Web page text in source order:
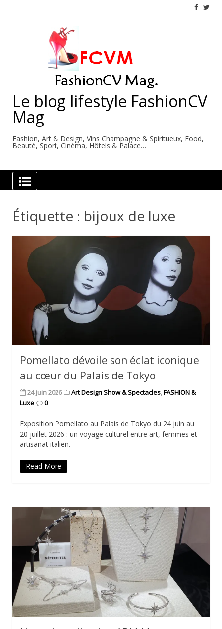
Le blog lifestyle FashionCV
Mag
Fashion, Art & Design, Vins Champagne & Spiritueux, Food,
Beauté, Sport, Cinéma, Hôtels & Palace…
Étiquette : bijoux de luxe
Pomellato dévoile son éclat iconique
au cœur du Palais de Tokyo
24 juin 2026 Art Design Show & Spectacles,FASHION &
Luxe
0
Exposition Pomellato au Palais de Tokyo du 24 juin au
20 juillet 2026 : un voyage culturel entre art, femmes et
artisanat italien.
Read More